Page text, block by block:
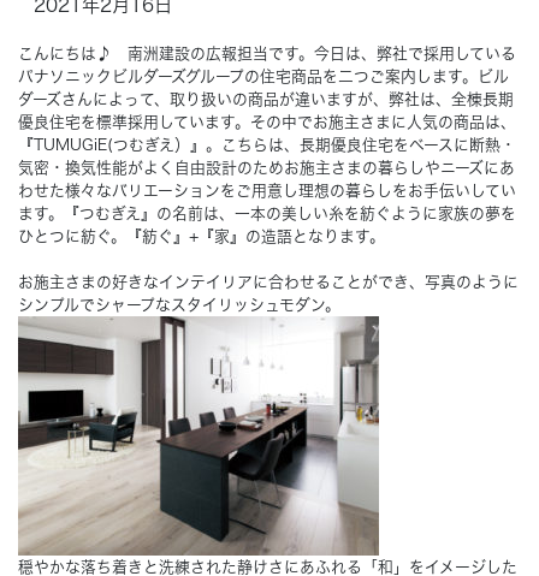
News 新着情報
Works 施工実例集
Voice お客様の声
Blog 暮らしのコラム
Concept コンセプト
Techno EX テクノストラクチャーEX
2021年2月16日
こんにちは♪ 南洲建設の広報担当です。今日は、弊社で採用している
パナソニックビルダーズグループの住宅商品を二つご案内します。ビル
ダーズさんによって、取り扱いの商品が違いますが、弊社は、全棟長期
優良住宅を標準採用しています。その中でお施主さまに人気の商品は、
『TUMUGiE(つむぎえ）』。こちらは、長期優良住宅をベースに断熱・
気密・換気性能がよく自由設計のためお施主さまの暮らしやニーズにあ
わせた様々なバリエーションをご用意し理想の暮らしをお手伝いしてい
ます。『つむぎえ』の名前は、一本の美しい糸を紡ぐように家族の夢を
ひとつに紡ぐ。『紡ぐ』+『家』の造語となります。
お施主さまの好きなインテイリアに合わせることができ、写真のように
シンプルでシャープなスタイリッシュモダン。
穏やかな落ち着きと洗練された静けさにあふれる「和」をイメージした